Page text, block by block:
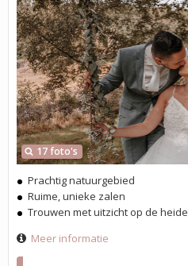
17 foto's
Prachtig natuurgebied
Ruime, unieke zalen
Trouwen met uitzicht op de heide
Meer informatie